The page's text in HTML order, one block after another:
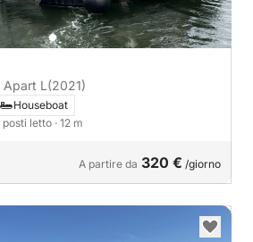
L (2021)
Houseboat
posti letto · 12 m
A partire da 320 € /giorno